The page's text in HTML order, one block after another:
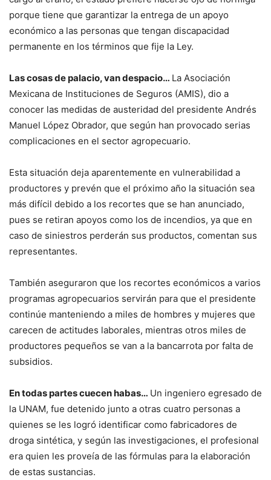
porque tiene que garantizar la entrega de un apoyo
económico a las personas que tengan discapacidad
permanente en los términos que fije la Ley.
Las cosas de palacio, van despacio… La Asociación
Mexicana de Instituciones de Seguros (AMIS), dio a
conocer las medidas de austeridad del presidente Andrés
Manuel López Obrador, que según han provocado serias
complicaciones en el sector agropecuario.
Esta situación deja aparentemente en vulnerabilidad a
productores y prevén que el próximo año la situación sea
más difícil debido a los recortes que se han anunciado,
pues se retiran apoyos como los de incendios, ya que en
caso de siniestros perderán sus productos, comentan sus
representantes.
También aseguraron que los recortes económicos a varios
programas agropecuarios servirán para que el presidente
continúe manteniendo a miles de hombres y mujeres que
carecen de actitudes laborales, mientras otros miles de
productores pequeños se van a la bancarrota por falta de
subsidios.
En todas partes cuecen habas… Un ingeniero egresado de
la UNAM, fue detenido junto a otras cuatro personas a
quienes se les logró identificar como fabricadores de
droga sintética, y según las investigaciones, el profesional
era quien les proveía de las fórmulas para la elaboración
de estas sustancias.